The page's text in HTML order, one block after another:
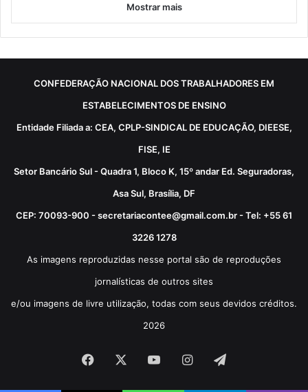
Mostrar mais
CONFEDERAÇÃO NACIONAL DOS TRABALHADORES EM
ESTABELECIMENTOS DE ENSINO
Entidade Filiada a: CEA, CPLP-SINDICAL DE EDUCAÇÃO, DIEESE,
FISE, IE
Setor Bancário Sul - Quadra 1, Bloco K, 15º andar Ed. Seguradoras,
Asa Sul, Brasília, DF
CEP: 70093-900 - secretariacontee@gmail.com.br - Tel: +55 61
3226 1278
As imagens reproduzidas nesse portal são de reproduções
jornalísticas de outros sites
e/ou imagens de livre utilização, todas com seus devidos créditos.
2026
Facebook YouTubeInstagram